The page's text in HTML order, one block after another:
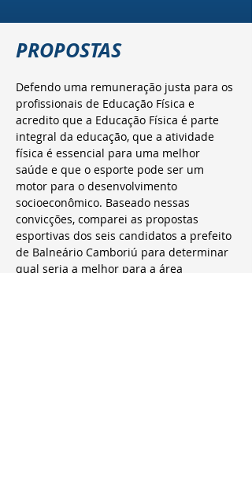
PROPOSTAS
Defendo uma remuneração justa para os
profissionais de Educação Física e
acredito que a Educação Física é parte
integral da educação, que a atividade
física é essencial para uma melhor
saúde e que o esporte pode ser um
motor para o desenvolvimento
socioeconômico. Baseado nessas
convicções, comparei as propostas
esportivas dos seis candidatos a prefeito
de Balneário Camboriú para determinar
qual seria a melhor para a área